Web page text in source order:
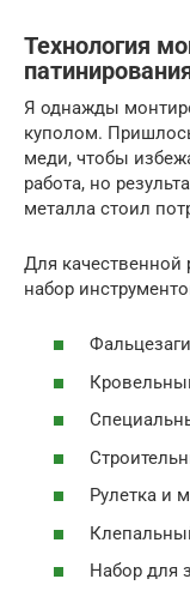
Технология
Я однажды
куполом.
меди, чтобы
работа, но
металла стоил
Для качественной
набор
Рулетка и
Набор для